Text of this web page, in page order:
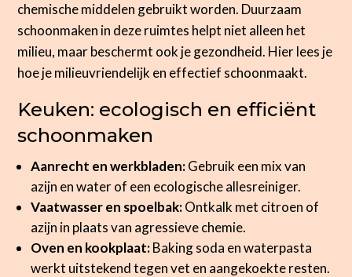
chemische middelen gebruikt worden. Duurzaam
schoonmaken in deze ruimtes helpt niet alleen het
milieu, maar beschermt ook je gezondheid. Hier lees je
hoe je milieuvriendelijk en effectief schoonmaakt.
Keuken: ecologisch en efficiënt
schoonmaken
Aanrecht en werkbladen:Gebruik een mix van
azijn en water of een ecologische allesreiniger.
Vaatwasser en spoelbak:Ontkalk met citroen of
azijn in plaats van agressieve chemie.
Oven en kookplaat:Baking soda en waterpasta
werkt uitstekend tegen vet en aangekoekte resten.